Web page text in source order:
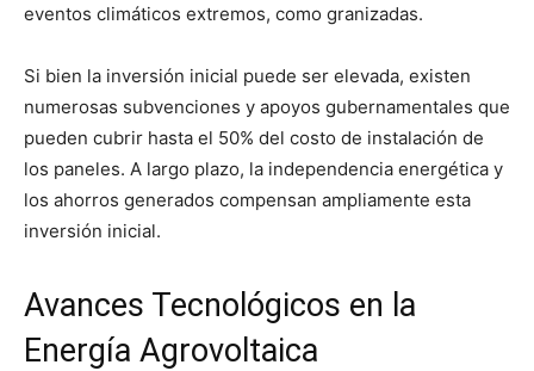
eventos climáticos extremos, como granizadas.
Si bien la inversión inicial puede ser elevada, existen
numerosas subvenciones y apoyos gubernamentales que
pueden cubrir hasta el 50% del costo de instalación de
los paneles. A largo plazo, la independencia energética y
los ahorros generados compensan ampliamente esta
inversión inicial.
Avances Tecnológicos en la
Energía Agrovoltaica